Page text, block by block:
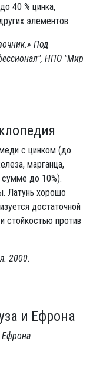
40 % цинка,
элементов.
Под
НПО "Мир
с цинком (до
марганца,
сумме до 10%).
Латунь хорошо
достаточной
стойкостью против
2000.
и Ефрона
Ефрона